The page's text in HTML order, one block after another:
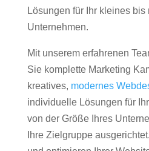
Lösungen für Ihr kleines
Unternehmen.
Mit unserem erfahrenen
Sie komplette Marketing
kreatives, modernes
individuelle Lösungen für
von der Größe Ihres
Ihre Zielgruppe